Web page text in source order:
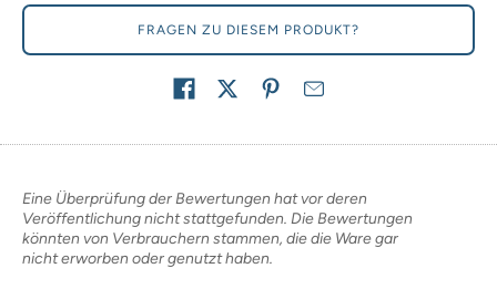
FRAGEN ZU DIESEM PRODUKT?
Eine Überprüfung der Bewertungen hat vor deren
Veröffentlichung nicht stattgefunden. Die Bewertungen
könnten von Verbrauchern stammen, die die Ware gar
nicht erworben oder genutzt haben.